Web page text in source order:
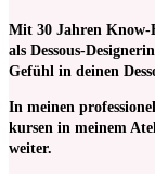
Mit 30 Jahren Know-
als Dessous-
Gefühl in deinen
In meinen
kursen in meinem
weiter.